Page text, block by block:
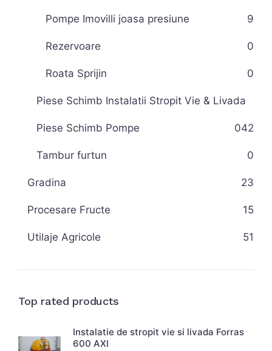
Pompe Imovilli joasa presiune 9
Rezervoare 0
Roata Sprijin 0
Piese Schimb Instalatii Stropit Vie & Livada
42
Piese Schimb Pompe 0
Tambur furtun 0
Gradina 23
Procesare Fructe 15
Utilaje Agricole 51
Top rated products
Instalatie de stropit vie si livada Forras
600 AXI